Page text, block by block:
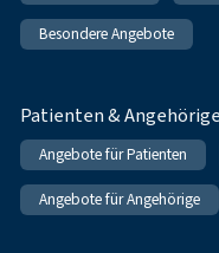
Besondere Angebote
Patienten & Angehörige
Angebote für Patienten
Angebote für Angehörige